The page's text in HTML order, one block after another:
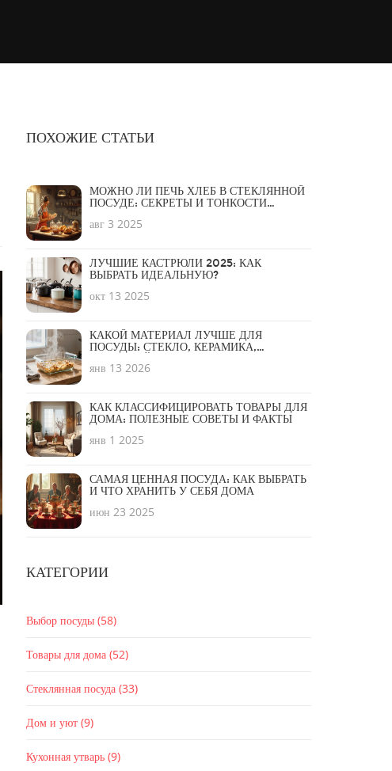
ПОХОЖИЕ СТАТЬИ
МОЖНО ЛИ ПЕЧЬ ХЛЕБ В СТЕКЛЯННОЙ
ПОСУДЕ: СЕКРЕТЫ И ТОНКОСТИ
авг 3 2025
ЛУЧШИЕ КАСТРЮЛИ 2025: КАК
ВЫБРАТЬ ИДЕАЛЬНУЮ?
окт 13 2025
КАКОЙ МАТЕРИАЛ ЛУЧШЕ ДЛЯ
ПОСУДЫ: СТЕКЛО, КЕРАМИКА,
янв 13 2026
КАК КЛАССИФИЦИРОВАТЬ ТОВАРЫ ДЛЯ
ДОМА: ПОЛЕЗНЫЕ СОВЕТЫ И ФАКТЫ
янв 1 2025
САМАЯ ЦЕННАЯ ПОСУДА: КАК ВЫБРАТЬ
И ЧТО ХРАНИТЬ У СЕБЯ ДОМА
июн 23 2025
КАТЕГОРИИ
Выбор посуды (58)
Товары для дома (52)
Стеклянная посуда (33)
Дом и уют (9)
Кухонная утварь (9)